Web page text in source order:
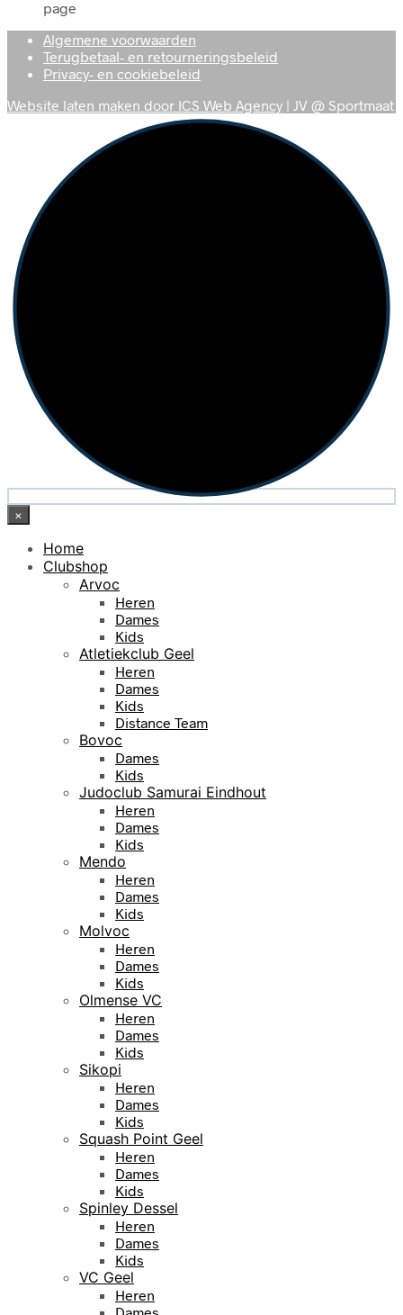
page
Algemene voorwaarden
Terugbetaal- en retourneringsbeleid
Privacy- en cookiebeleid
Website laten maken door ICS Web Agency | JV @ Sportmaat
×
Home
Clubshop
Arvoc
Heren
Dames
Kids
Atletiekclub Geel
Heren
Dames
Kids
Distance Team
Bovoc
Dames
Kids
Judoclub Samurai Eindhout
Heren
Dames
Kids
Mendo
Heren
Dames
Kids
Molvoc
Heren
Dames
Kids
Olmense VC
Heren
Dames
Kids
Sikopi
Heren
Dames
Kids
Squash Point Geel
Heren
Dames
Kids
Spinley Dessel
Heren
Dames
Kids
VC Geel
Heren